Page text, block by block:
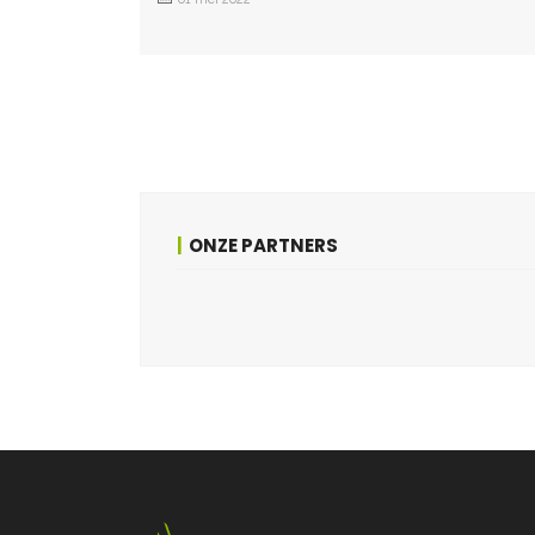
ONZE PARTNERS